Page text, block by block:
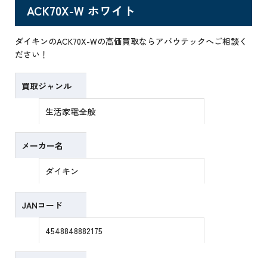
ACK70X-W ホワイト
ダイキンのACK70X-Wの高価買取ならアバウテックへご相談く
ださい！
買取ジャンル
生活家電全般
メーカー名
ダイキン
JANコード
4548848882175